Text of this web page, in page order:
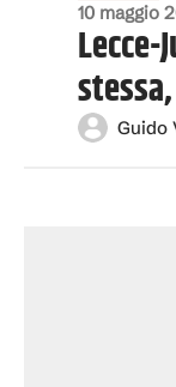
10 maggio
Guido